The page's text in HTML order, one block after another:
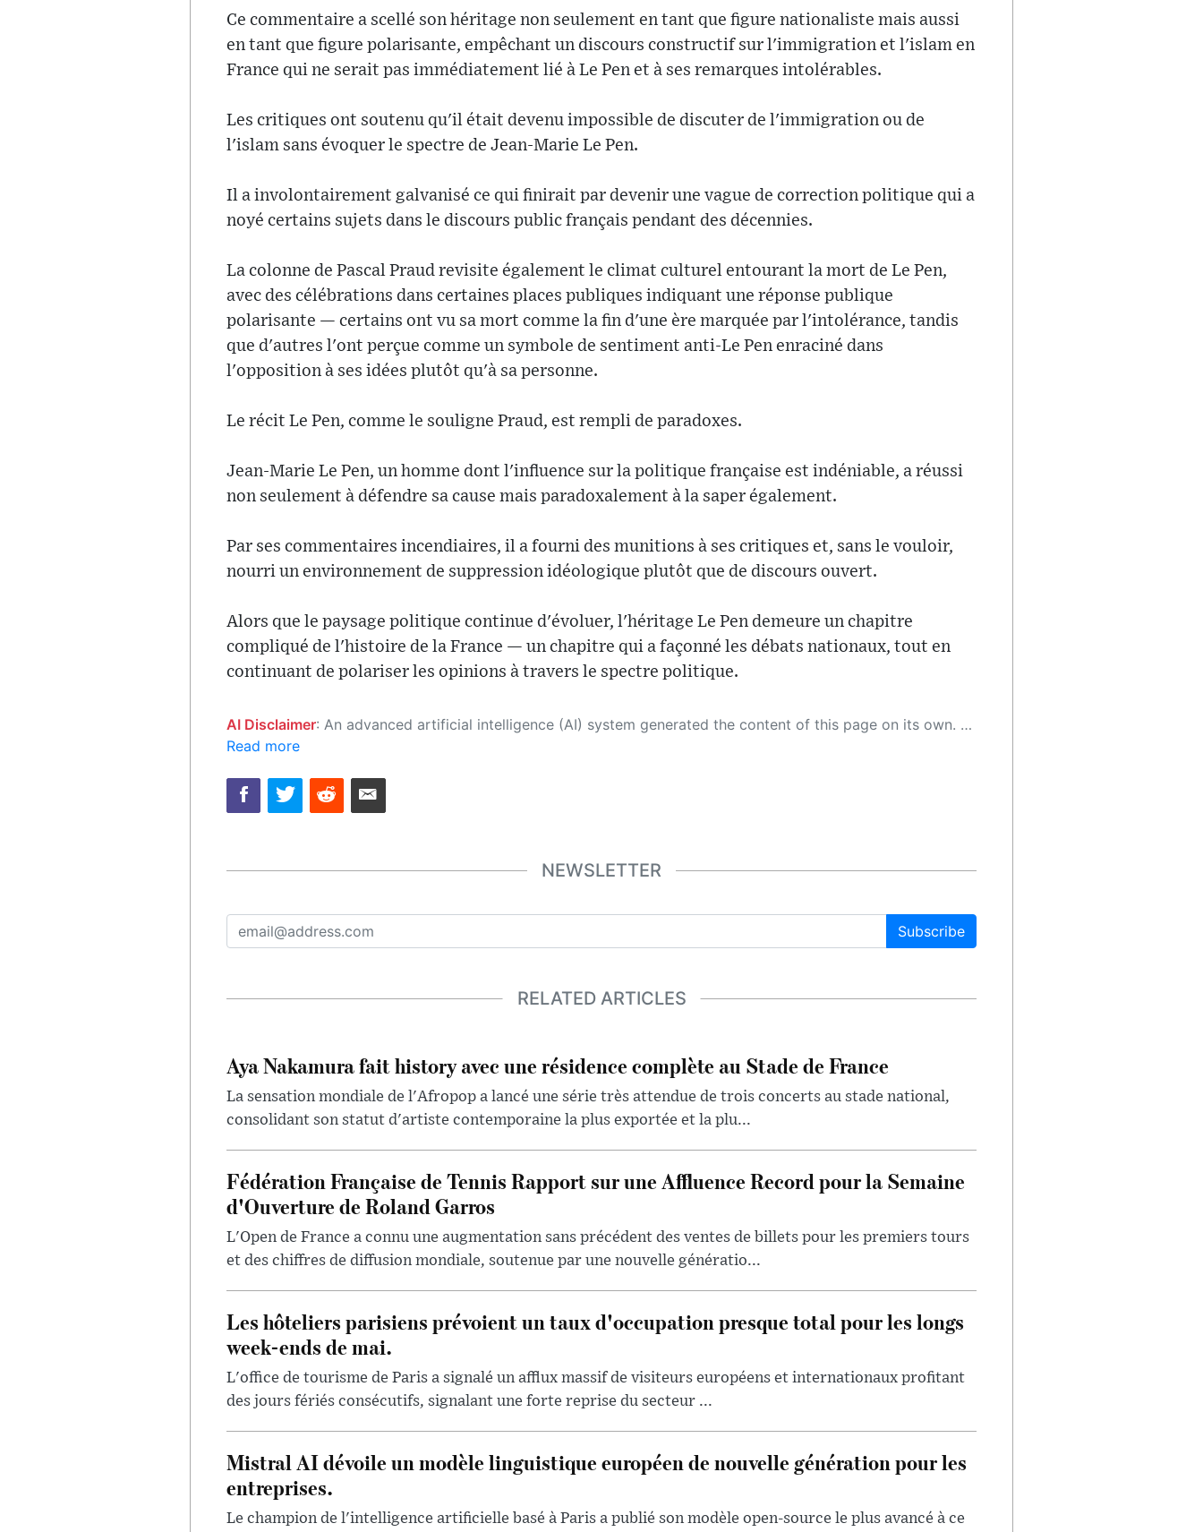
Ce commentaire a scellé son héritage non seulement en tant que figure nationaliste mais aussi
en tant que figure polarisante, empêchant un discours constructif sur l'immigration et l'islam en
France qui ne serait pas immédiatement lié à Le Pen et à ses remarques intolérables.
Les critiques ont soutenu qu'il était devenu impossible de discuter de l'immigration ou de
l'islam sans évoquer le spectre de Jean-Marie Le Pen.
Il a involontairement galvanisé ce qui finirait par devenir une vague de correction politique qui a
noyé certains sujets dans le discours public français pendant des décennies.
La colonne de Pascal Praud revisite également le climat culturel entourant la mort de Le Pen,
avec des célébrations dans certaines places publiques indiquant une réponse publique
polarisante — certains ont vu sa mort comme la fin d'une ère marquée par l'intolérance, tandis
que d'autres l'ont perçue comme un symbole de sentiment anti-Le Pen enraciné dans
l'opposition à ses idées plutôt qu'à sa personne.
Le récit Le Pen, comme le souligne Praud, est rempli de paradoxes.
Jean-Marie Le Pen, un homme dont l'influence sur la politique française est indéniable, a réussi
non seulement à défendre sa cause mais paradoxalement à la saper également.
Par ses commentaires incendiaires, il a fourni des munitions à ses critiques et, sans le vouloir,
nourri un environnement de suppression idéologique plutôt que de discours ouvert.
Alors que le paysage politique continue d'évoluer, l'héritage Le Pen demeure un chapitre
compliqué de l'histoire de la France — un chapitre qui a façonné les débats nationaux, tout en
continuant de polariser les opinions à travers le spectre politique.
AI Disclaimer: An advanced artificial intelligence (AI) system generated the content of this page on its own. This innovative technology conducts extensive research from a variety of reliable sources, performs rigorous fact-checking and verification, cleans up and balances biased or manipulated content, and presents a minimal factual summary that is just enough yet essential for you to function as an informed and educated citizen. Please keep in mind, however, that this system is an evolving technology, and as a result, the article may contain accidental inaccuracies or errors. We urge you to help us improve our site by reporting any inaccuracies you find using the "
Read more
NEWSLETTER
Subscribe
RELATED ARTICLES
Aya Nakamura fait history avec une résidence complète au Stade de France
La sensation mondiale de l'Afropop a lancé une série très attendue de trois concerts au stade national,
consolidant son statut d'artiste contemporaine la plus exportée et la plu...
Fédération Française de Tennis Rapport sur une Affluence Record pour la Semaine
d'Ouverture de Roland Garros
L'Open de France a connu une augmentation sans précédent des ventes de billets pour les premiers tours
et des chiffres de diffusion mondiale, soutenue par une nouvelle génératio...
Les hôteliers parisiens prévoient un taux d'occupation presque total pour les longs
week-ends de mai.
L'office de tourisme de Paris a signalé un afflux massif de visiteurs européens et internationaux profitant
des jours fériés consécutifs, signalant une forte reprise du secteur ...
Mistral AI dévoile un modèle linguistique européen de nouvelle génération pour les
entreprises.
Le champion de l'intelligence artificielle basé à Paris a publié son modèle open-source le plus avancé à ce